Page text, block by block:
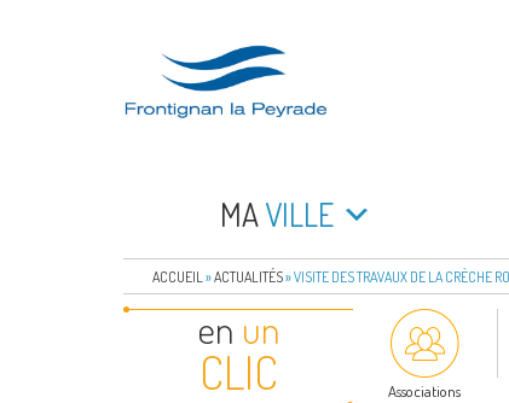
FRONTIGNAN
MAVILLE
ACCUEIL »ACTUALITÉS»VISITE DES TRAVAUX DE LA CRÈCHE
en un
CLIC Associations